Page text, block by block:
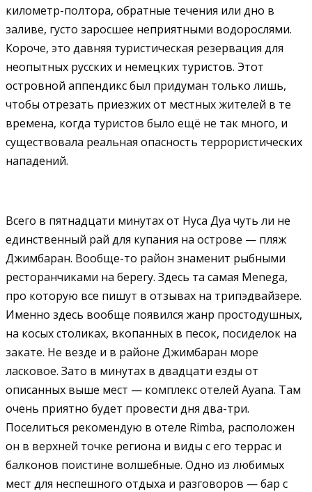
километр-полтора, обратные течения или дно в
заливе, густо заросшее неприятными водорослями.
Короче, это давняя туристическая резервация для
неопытных русских и немецких туристов. Этот
островной аппендикс был придуман только лишь,
чтобы отрезать приезжих от местных жителей в те
времена, когда туристов было ещё не так много, и
существовала реальная опасность террористических
нападений.
Всего в пятнадцати минутах от Нуса Дуа чуть ли не
единственный рай для купания на острове — пляж
Джимбаран. Вообще-то район знаменит рыбными
ресторанчиками на берегу. Здесь та самая Menega,
про которую все пишут в отзывах на трипэдвайзере.
Именно здесь вообще появился жанр простодушных,
на косых столиках, вкопанных в песок, посиделок на
закате. Не везде и в районе Джимбаран море
ласковое. Зато в минутах в двадцати езды от
описанных выше мест — комплекс отелей Ayana. Там
очень приятно будет провести дня два-три.
Поселиться рекомендую в отеле Rimba, расположен
он в верхней точке региона и виды с его террас и
балконов поистине волшебные. Одно из любимых
мест для неспешного отдыха и разговоров — бар с